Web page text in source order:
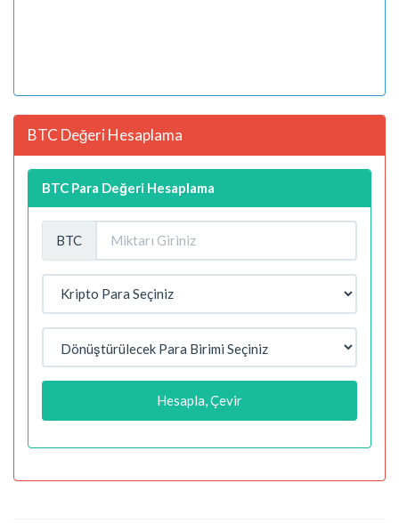
BTC Değeri Hesaplama
BTC Para Değeri Hesaplama
BTC
Hesapla, Çevir